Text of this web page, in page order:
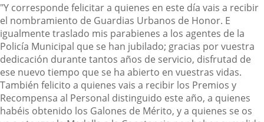
"Y corresponde felicitar a quienes en este día vais a recibir
el nombramiento de Guardias Urbanos de Honor. E
igualmente traslado mis parabienes a los agentes de la
Policía Municipal que se han jubilado; gracias por vuestra
dedicación durante tantos años de servicio, disfrutad de
ese nuevo tiempo que se ha abierto en vuestras vidas.
También felicito a quienes vais a recibir los Premios y
Recompensa al Personal distinguido este año, a quienes
habéis obtenido los Galones de Mérito, y a quienes se os